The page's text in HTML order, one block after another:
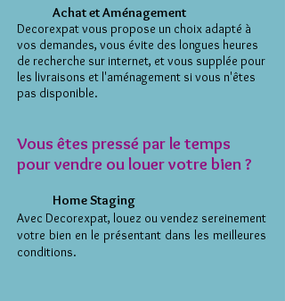
Achat et Aménagement
Decorexpat vous propose un choix adapté à
vos demandes, vous évite des longues heures
de recherche sur internet, et vous supplée pour
les livraisons et l'aménagement si vous n'êtes
pas disponible.
Vous êtes pressé par le temps
pour vendre ou louer votre bien ?
Home Staging
Avec Decorexpat, louez ou vendez sereinement
votre bien en le présentant dans les meilleures
conditions.